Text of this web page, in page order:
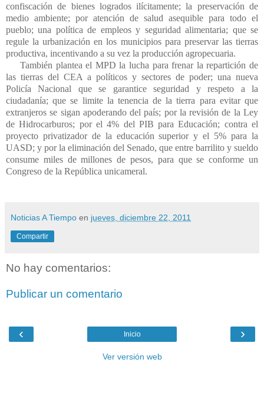
confiscación de bienes logrados ilícitamente; la preservación de
medio ambiente; por atención de salud asequible para todo el
pueblo; una política de empleos y seguridad alimentaria; que se
regule la urbanización en los municipios para preservar las tierras
productiva, incentivando a su vez la producción agropecuaria.
También plantea el MPD la lucha para frenar la repartición de
las tierras del CEA a políticos y sectores de poder; una nueva
Policía Nacional que se garantice seguridad y respeto a la
ciudadanía; que se limite la tenencia de la tierra para evitar que
extranjeros se sigan apoderando del país; por la revisión de la Ley
de Hidrocarburos; por el 4% del PIB para Educación; contra el
proyecto privatizador de la educación superior y el 5% para la
UASD; y por la eliminación del Senado, que entre barrilito y sueldo
consume miles de millones de pesos, para que se conforme un
Congreso de la República unicameral.
Noticias A Tiempo en jueves, diciembre 22, 2011
Compartir
No hay comentarios:
Publicar un comentario
‹ ›
Inicio
Ver versión web